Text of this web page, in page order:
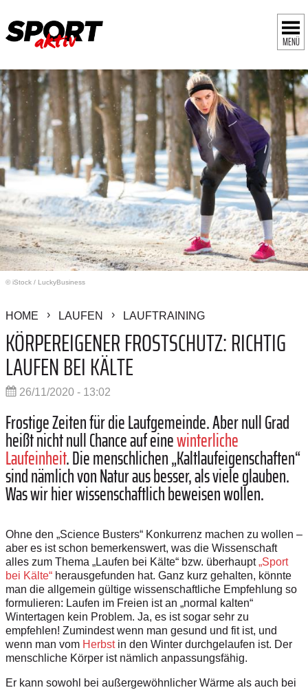
MENÜ
© iStock / LuckyBusiness
HOME LAUFEN LAUFTRAINING
KÖRPEREIGENER FROSTSCHUTZ: RICHTIG
LAUFEN BEI KÄLTE
26/11/2020 - 13:02
Frostige Zeiten für die Laufgemeinde. Aber null Grad
heißt nicht null Chance auf einewinterliche
Laufeinheit. Die menschlichen „Kaltlaufeigenschaften“
sind nämlich von Natur aus besser, als viele glauben.
Was wir hier wissenschaftlich beweisen wollen.
Ohne den „Science Busters“ Konkurrenz machen zu wollen –
aber es ist schon bemerkenswert, was die Wissenschaft
alles zum Thema „Laufen bei Kälte“ bzw. überhaupt„Sport
bei Kälte“ herausgefunden hat. Ganz kurz gehalten, könnte
man die allgemein gültige wissenschaftliche Empfehlung so
formulieren: Laufen im Freien ist an „normal kalten“
Wintertagen kein Problem. Ja, es ist sogar sehr zu
empfehlen! Zumindest wenn man gesund und fit ist, und
wenn man vom Herbstin den Winter durchgelaufen ist. Der
menschliche Körper ist nämlich anpassungsfähig.
Er kann sowohl bei außergewöhnlicher Wärme als auch bei